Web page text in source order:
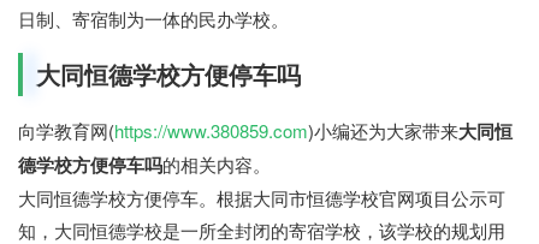
日制、寄宿制为一体的民办学校。
大同恒德学校方便停车吗
向学教育网(https://www.380859.com)小编还为大家带来大同恒
德学校方便停车吗的相关内容。
大同恒德学校方便停车。根据大同市恒德学校官网项目公示可
知，大同恒德学校是一所全封闭的寄宿学校，该学校的规划用